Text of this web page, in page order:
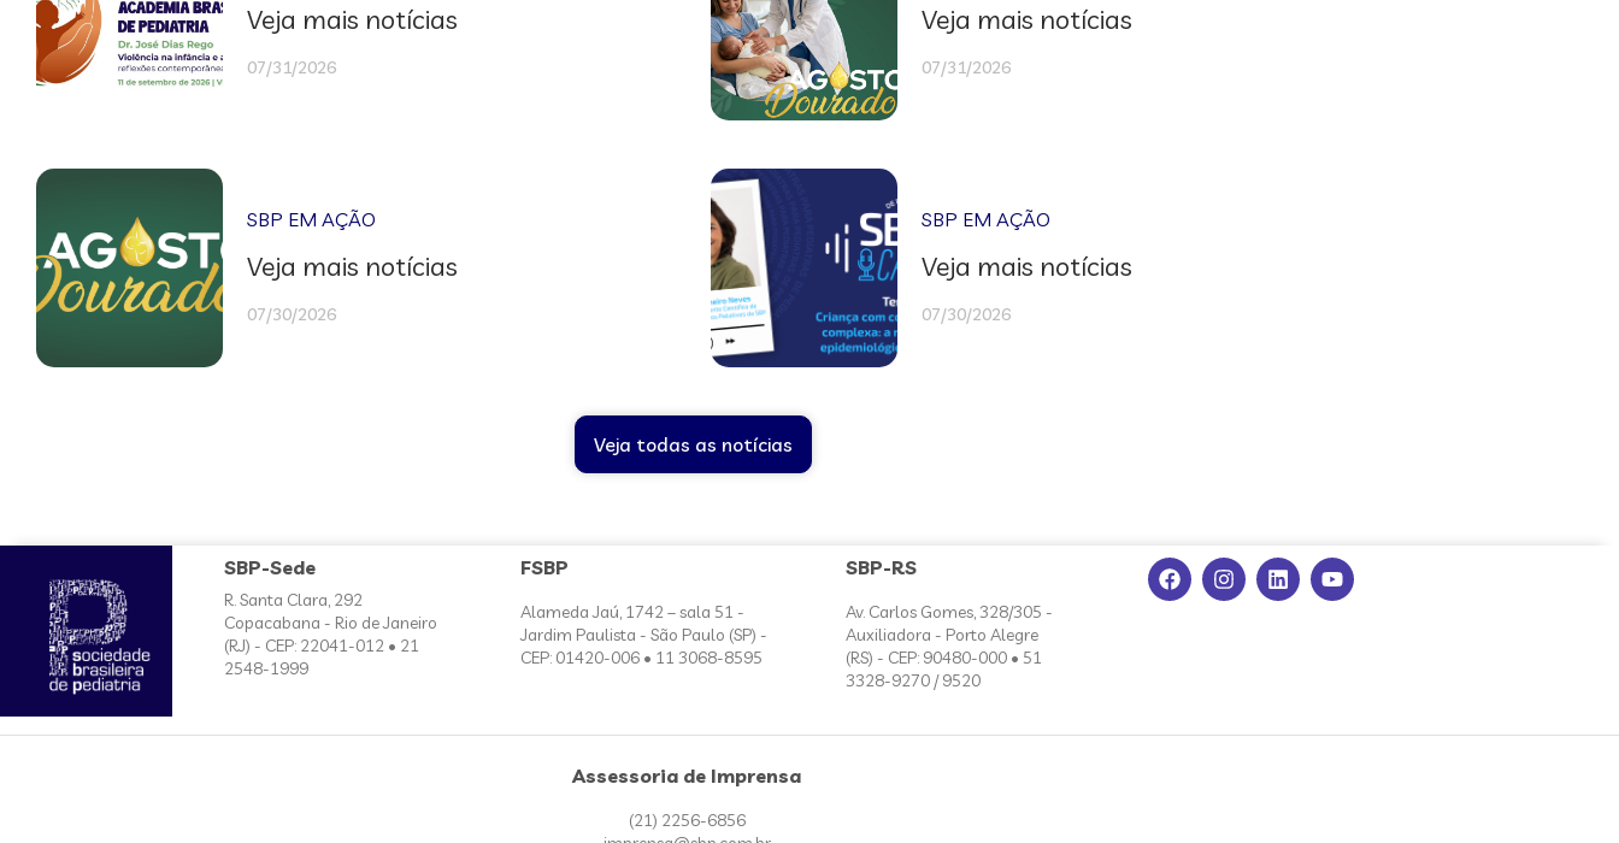
Veja mais notícias
07/31/2026
Veja mais notícias
07/31/2026
SBP EM AÇÃO
Veja mais notícias
07/30/2026
SBP EM AÇÃO
Veja mais notícias
07/30/2026
Veja todas as notícias
SBP-Sede
R. Santa Clara, 292
Copacabana - Rio de Janeiro
(RJ) - CEP: 22041-012 • 21
2548-1999
FSBP
Alameda Jaú, 1742 – sala 51 -
Jardim Paulista - São Paulo (SP) -
CEP: 01420-006 • 11 3068-8595
SBP-RS
Av. Carlos Gomes, 328/305 -
Auxiliadora - Porto Alegre
(RS) - CEP: 90480-000 • 51
3328-9270 / 9520
Assessoria de Imprensa
(21) 2256-6856